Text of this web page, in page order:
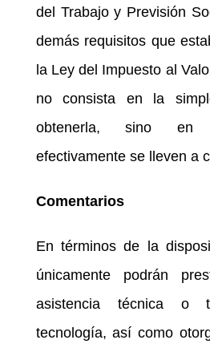
del Trabajo y Previsión
demás requisitos que
la Ley del Impuesto al
no consista en la
obtenerla, sino en
efectivamente se lleven a
Comentarios
En términos de la
únicamente podrán
asistencia técnica o
tecnología, así como